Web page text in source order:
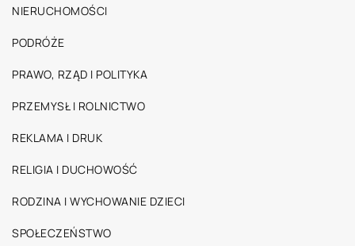
NIERUCHOMOŚCI
PODRÓŻE
PRAWO, RZĄD I POLITYKA
PRZEMYSŁ I ROLNICTWO
REKLAMA I DRUK
RELIGIA I DUCHOWOŚĆ
RODZINA I WYCHOWANIE DZIECI
SPOŁECZEŃSTWO